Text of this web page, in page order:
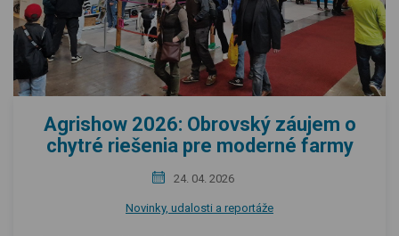
Agrishow 2026: Obrovský záujem o
chytré riešenia pre moderné farmy
24. 04. 2026
Novinky, udalosti a reportáže